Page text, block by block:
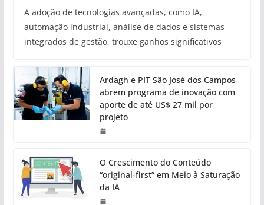
A adoção de tecnologias avançadas, como IA,
automação industrial, análise de dados e sistemas
integrados de gestão, trouxe ganhos significativos
Ardagh e PIT São José dos Campos
abrem programa de inovação com
aporte de até US$ 27 mil por
projeto
O Crescimento do Conteúdo
“original-first” em Meio à Saturação
da IA